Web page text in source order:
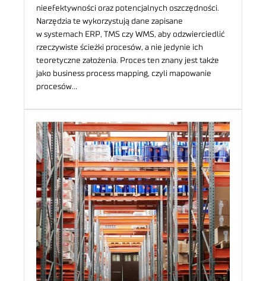
nieefektywności oraz potencjalnych oszczędności.
Narzędzia te wykorzystują dane zapisane
w systemach ERP, TMS czy WMS, aby odzwierciedlić
rzeczywiste ścieżki procesów, a nie jedynie ich
teoretyczne założenia. Proces ten znany jest także
jako business process mapping, czyli mapowanie
procesów…